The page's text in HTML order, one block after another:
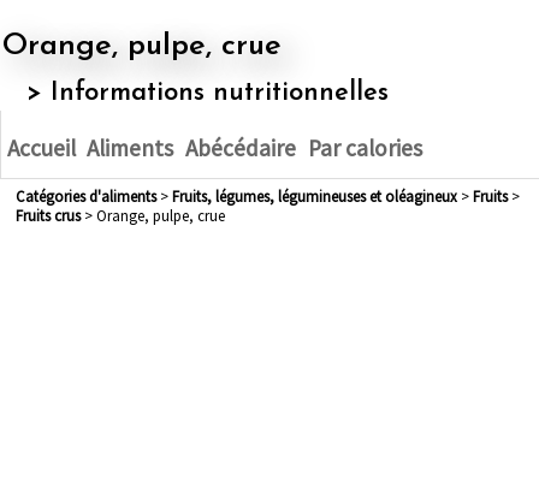
Orange, pulpe, crue
> Informations nutritionnelles
Accueil Aliments Abécédaire Par calories
Catégories d'aliments> fruits, légumes, légumineuses et oléagineux> fruits>
fruits crus> Orange, pulpe, crue